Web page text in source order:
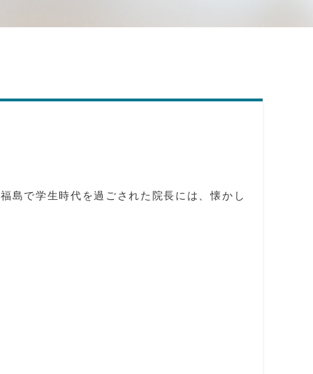
島で学生時代を過ごされた院長には、懐かし